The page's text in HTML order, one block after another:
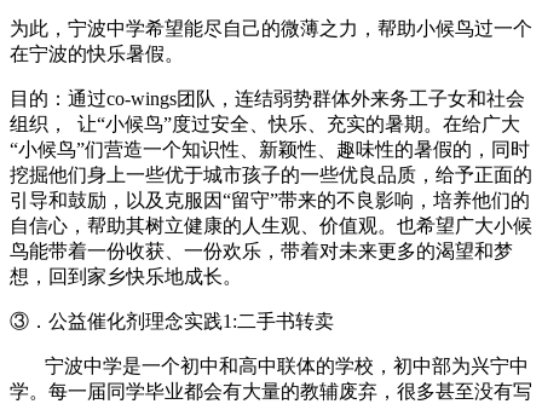
为此，宁波中学希望能尽自己的微薄之力，帮助小候鸟过一个
在宁波的快乐暑假。
目的：通过co-wings团队，连结弱势群体外来务工子女和社会
组织，
让“小候鸟”度过安全、快乐、充实的暑期。在给广大
“小候鸟”们营造一个知识性、新颖性、趣味性的暑假的，同时
挖掘他们身上一些优于城市孩子的一些优良品质，给予正面的
引导和鼓励，以及克服因“留守”带来的不良影响，培养他们的
自信心，帮助其树立健康的人生观、价值观。也希望广大小候
鸟能带着一份收获、一份欢乐，带着对未来更多的渴望和梦
想，回到家乡快乐地成长。
③．公益催化剂理念实践1:二手书转卖
宁波中学是一个初中和高中联体的学校，初中部为兴宁中
学。每一届同学毕业都会有大量的教辅废弃，很多甚至没有写